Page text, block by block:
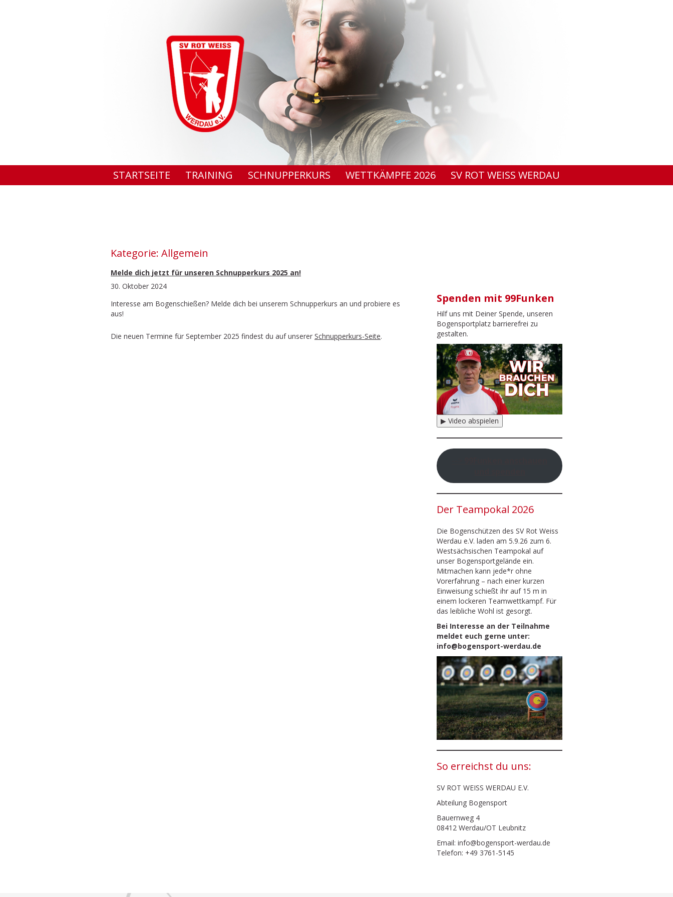
STARTSEITE TRAINING SCHNUPPERKURS WETTKÄMPFE 2026 SV ROT WEISS WERDAU
Kategorie: Allgemein
Melde dich jetzt für unseren Schnupperkurs 2025 an!
30. Oktober 2024
Interesse am Bogenschießen? Melde dich bei unserem Schnupperkurs an und probiere es
aus!
Die neuen Termine für September 2025 findest du auf unserer Schnupperkurs-Seite.
Spenden mit 99Funken
Hilf uns mit Deiner Spende, unseren
Bogensportplatz barrierefrei zu
gestalten.
▶ Video abspielen
Der Teampokal 2026
Die Bogenschützen des SV Rot Weiss
Werdau e.V. laden am 5.9.26 zum 6.
Westsächsischen Teampokal auf
unser Bogensportgelände ein.
Mitmachen kann jede*r ohne
Vorerfahrung – nach einer kurzen
Einweisung schießt ihr auf 15 m in
einem lockeren Teamwettkampf. Für
das leibliche Wohl ist gesorgt.
Bei Interesse an der Teilnahme
meldet euch gerne unter:
info@bogensport-werdau.de
So erreichst du uns:
SV ROT WEISS WERDAU E.V.
Abteilung Bogensport
Bauernweg 4
08412 Werdau/OT Leubnitz
Email: info@bogensport-werdau.de
Telefon: +49 3761-5145